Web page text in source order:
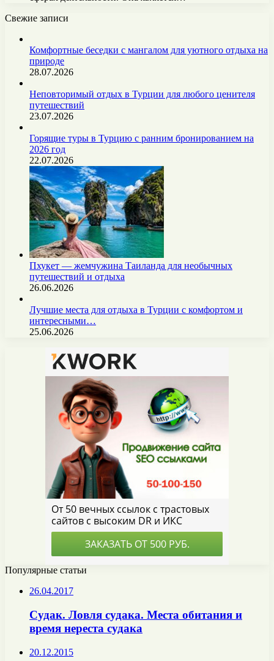
Свежие записи
Комфортные беседки с мангалом для уютного отдыха на
природе
28.07.2026
Неповторимый отдых в Турции для любого ценителя
путешествий
23.07.2026
Горящие туры в Турцию с ранним бронированием на
2026 год
22.07.2026
Пхукет — жемчужина Таиланда для необычных
путешествий и отдыха
26.06.2026
Лучшие места для отдыха в Турции с комфортом и
интересными…
25.06.2026
Популярные статьи
26.04.2017
Судак. Ловля судака. Места обитания и
время нереста судака
20.12.2015